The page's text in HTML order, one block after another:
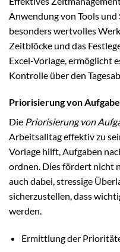
Anwendung von Tools und
besonders wertvolles
Zeitblöcke und das
Excel-Vorlage, ermöglicht
Kontrolle über den
Priorisierung von
Die Priorisierung von
Arbeitsalltag effektiv zu
Vorlage hilft, Aufgaben
ordnen. Dies fördert nicht
auch dabei, stressige
sicherzustellen, dass
werden.
Ermittlung der